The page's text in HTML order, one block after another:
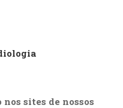
sites de nossos